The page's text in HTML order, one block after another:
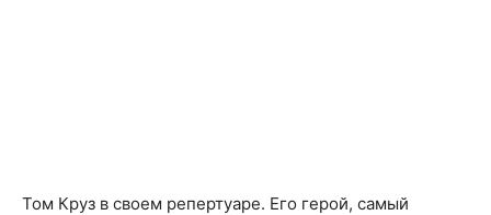
Том Круз в своем репертуаре. Его герой, самый